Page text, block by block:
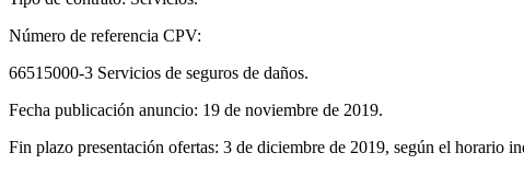
Número de referencia CPV:
66515000-3 Servicios de seguros de daños.
Fecha publicación anuncio: 19 de noviembre de 2019.
Fin plazo presentación ofertas: 3 de diciembre de 2019, según el horario